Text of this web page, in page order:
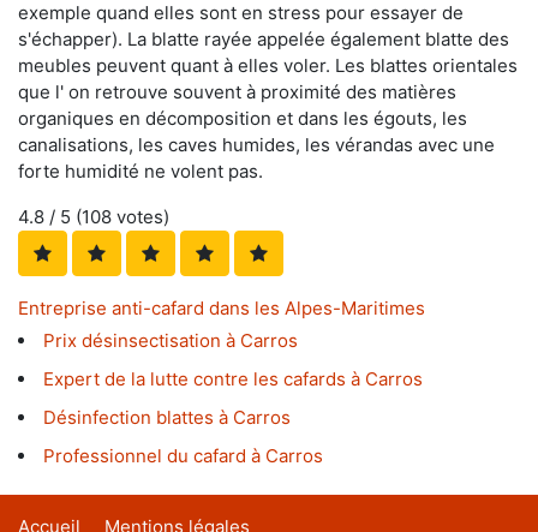
exemple quand elles sont en stress pour essayer de
s'échapper). La blatte rayée appelée également blatte des
meubles peuvent quant à elles voler. Les blattes orientales
que l' on retrouve souvent à proximité des matières
organiques en décomposition et dans les égouts, les
canalisations, les caves humides, les vérandas avec une
forte humidité ne volent pas.
4.8 / 5 (108 votes)
Entreprise anti-cafard dans les Alpes-Maritimes
Prix désinsectisation à Carros
Expert de la lutte contre les cafards à Carros
Désinfection blattes à Carros
Professionnel du cafard à Carros
Accueil Mentions légales